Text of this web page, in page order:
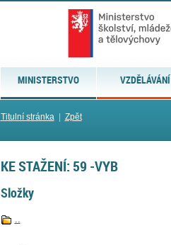
MINISTERSTVO VZDĚLÁVÁNÍ
Titulní stránka| Zpět
KE STAŽENÍ: 59 -VYB
Složky
..